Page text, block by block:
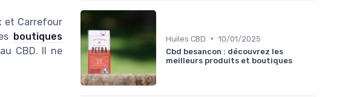
et Carrefour
boutiques
CBD. Il ne
Huiles CBD • 10/01/2025
Cbd besancon : découvrez les
meilleurs produits et boutiques